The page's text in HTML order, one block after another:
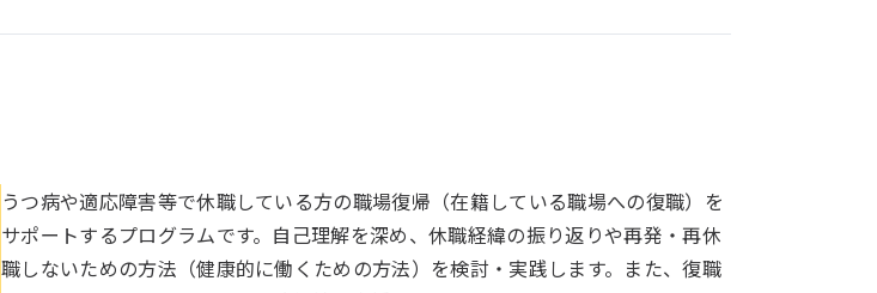
うつ病や適応障害等で休職している方の職場復帰（在籍している職場への復職）を
サポートするプログラムです。自己理解を深め、休職経緯の振り返りや再発・再休
職しないための方法（健康的に働くための方法）を検討・実践します。また、復職